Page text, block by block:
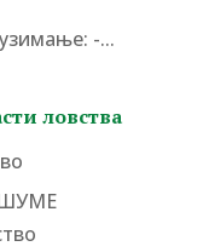
-...
ловства
ШУМЕ